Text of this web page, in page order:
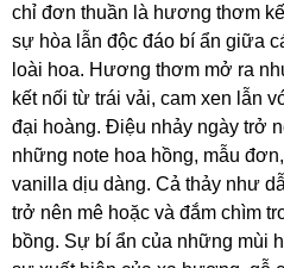
chỉ đơn thuần là hương thơm
sự hòa lẫn độc đáo bí ẩn giữa
loài hoa. Hương thơm mở ra
kết nối từ trái vải, cam xen lẫn
đại hoàng. Điệu nhảy ngày trở
những note hoa hồng, mẫu
vanilla dịu dàng. Cả thảy như
trở nên mê hoặc và đắm chìm
bồng. Sự bí ẩn của những mùi